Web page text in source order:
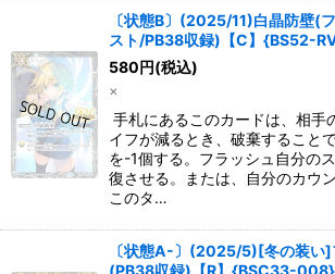
〔状態B〕(2025/11)白晶防壁(
スト/PB38収録)【C】{BS52-
580円(税込)
×
手札にあるこのカードは、相手
イフが減るとき、破棄すること
を-1個する。フラッシュ自分の
復させる。または、自分のカウ
このタ…
〔状態A-〕(2025/5)[冬の装い]